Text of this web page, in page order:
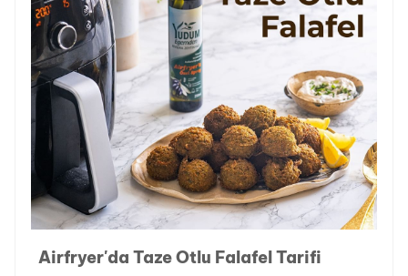
Airfryer'da Taze Otlu Falafel Tarifi